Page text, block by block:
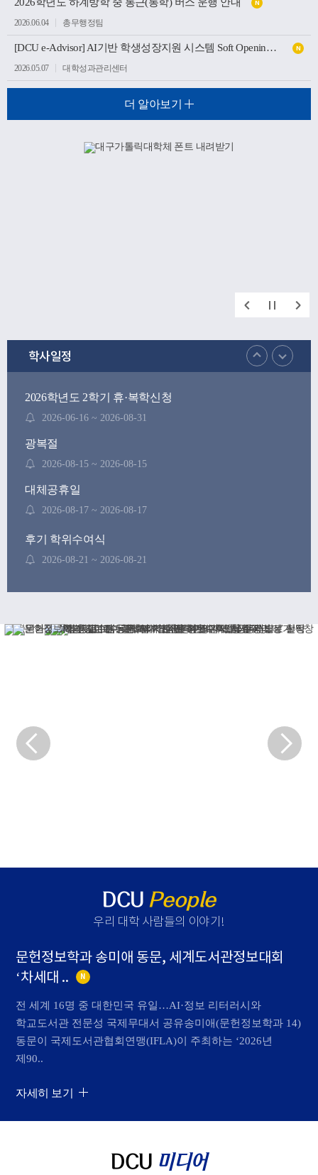
N
2026.06.04 총무행정팀
[DCU e-Advisor] AI기반 학생성장지원 시스템 Soft Opening(가오픈) 안내 N
2026.05.07 대학성과관리센터
더 알아보기
학사일정
2026학년도 2학기 휴·복학신청
2026-06-16 ~ 2026-08-31
광복절
2026-08-15 ~ 2026-08-15
대체공휴일
2026-08-17 ~ 2026-08-17
후기 학위수여식
2026-08-21 ~ 2026-08-21
DCU People
우리 대학 사람들의 이야기 !
문헌정보학과 송미애 동문, 세계도서관정보대회
‘차세대 ..
N
전 세계 16명 중 대한민국 유일…AI·정보 리터러시와
학교도서관 전문성 국제무대서 공유송미애(문헌정보학과 14)
동문이 국제도서관협회연맹(IFLA)이 주최하는 ‘2026년
제90..
자세히 보기
DCU 미디어